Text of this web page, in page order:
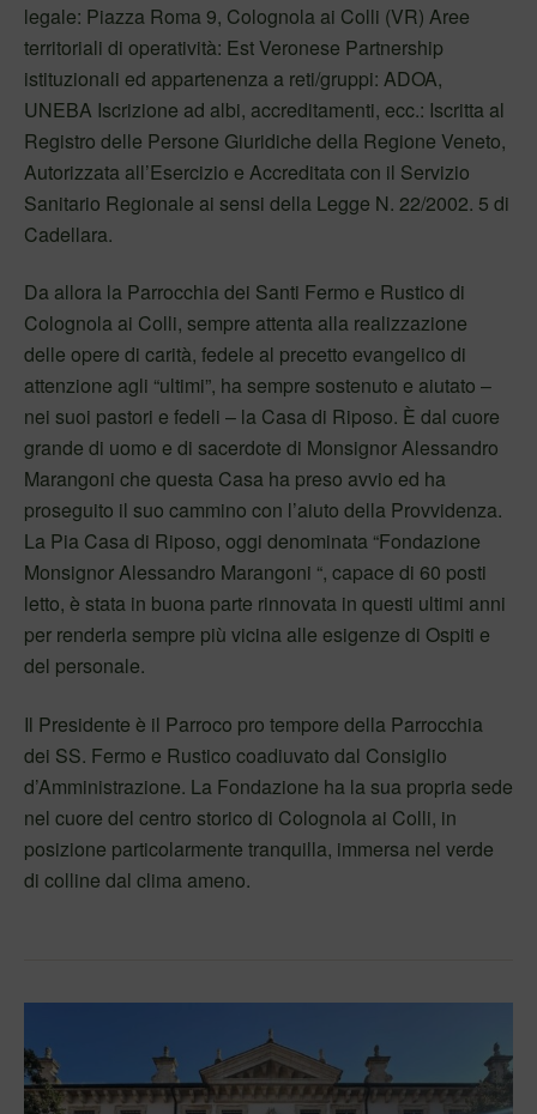
legale: Piazza Roma 9, Colognola ai Colli (VR) Aree
territoriali di operatività: Est Veronese Partnership
istituzionali ed appartenenza a reti/gruppi: ADOA,
UNEBA Iscrizione ad albi, accreditamenti, ecc.: Iscritta al
Registro delle Persone Giuridiche della Regione Veneto,
Autorizzata all’Esercizio e Accreditata con il Servizio
Sanitario Regionale ai sensi della Legge N. 22/2002. 5 di
Cadellara.
Da allora la Parrocchia dei Santi Fermo e Rustico di
Colognola ai Colli, sempre attenta alla realizzazione
delle opere di carità, fedele al precetto evangelico di
attenzione agli “ultimi”, ha sempre sostenuto e aiutato –
nei suoi pastori e fedeli – la Casa di Riposo. È dal cuore
grande di uomo e di sacerdote di Monsignor Alessandro
Marangoni che questa Casa ha preso avvio ed ha
proseguito il suo cammino con l’aiuto della Provvidenza.
La Pia Casa di Riposo, oggi denominata “Fondazione
Monsignor Alessandro Marangoni “, capace di 60 posti
letto, è stata in buona parte rinnovata in questi ultimi anni
per renderla sempre più vicina alle esigenze di Ospiti e
del personale.
Il Presidente è il Parroco pro tempore della Parrocchia
dei SS. Fermo e Rustico coadiuvato dal Consiglio
d’Amministrazione. La Fondazione ha la sua propria sede
nel cuore del centro storico di Colognola ai Colli, in
posizione particolarmente tranquilla, immersa nel verde
di colline dal clima ameno.